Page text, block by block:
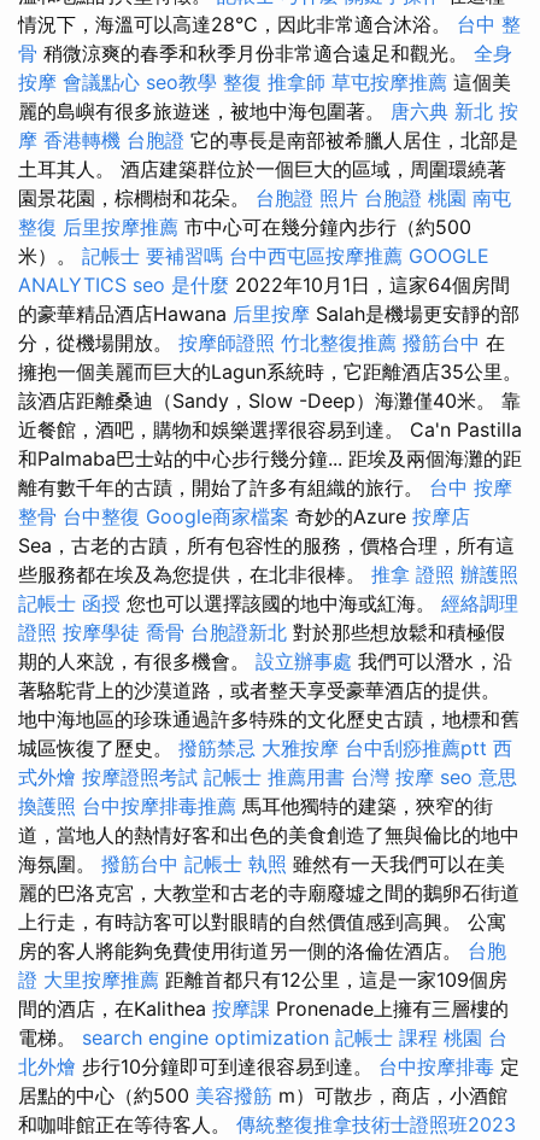
情況下，海溫可以高達28°C，因此非常適合沐浴。 台中 整
骨 稍微涼爽的春季和秋季月份非常適合遠足和觀光。 全身
按摩 會議點心 seo教學 整復 推拿師 草屯按摩推薦 這個美
麗的島嶼有很多旅遊迷，被地中海包圍著。 唐六典 新北 按
摩 香港轉機 台胞證 它的專長是南部被希臘人居住，北部是
土耳其人。 酒店建築群位於一個巨大的區域，周圍環繞著
園景花園，棕櫚樹和花朵。 台胞證 照片 台胞證 桃園 南屯
整復 后里按摩推薦 市中心可在幾分鐘內步行（約500
米）。 記帳士 要補習嗎 台中西屯區按摩推薦 GOOGLE
ANALYTICS seo 是什麼 2022年10月1日，這家64個房間
的豪華精品酒店Hawana 后里按摩 Salah是機場更安靜的部
分，從機場開放。 按摩師證照 竹北整復推薦 撥筋台中 在
擁抱一個美麗而巨大的Lagun系統時，它距離酒店35公里。
該酒店距離桑迪（Sandy，Slow -Deep）海灘僅40米。 靠
近餐館，酒吧，購物和娛樂選擇很容易到達。 Ca'n Pastilla
和Palmaba巴士站的中心步行幾分鐘... 距埃及兩個海灘的距
離有數千年的古蹟，開始了許多有組織的旅行。 台中 按摩
整骨 台中整復 Google商家檔案 奇妙的Azure 按摩店
Sea，古老的古蹟，所有包容性的服務，價格合理，所有這
些服務都在埃及為您提供，在北非很棒。 推拿 證照 辦護照
記帳士 函授 您也可以選擇該國的地中海或紅海。 經絡調理
證照 按摩學徒 喬骨 台胞證新北 對於那些想放鬆和積極假
期的人來說，有很多機會。 設立辦事處 我們可以潛水，沿
著駱駝背上的沙漠道路，或者整天享受豪華酒店的提供。
地中海地區的珍珠通過許多特殊的文化歷史古蹟，地標和舊
城區恢復了歷史。 撥筋禁忌 大雅按摩 台中刮痧推薦ptt 西
式外燴 按摩證照考試 記帳士 推薦用書 台灣 按摩 seo 意思
換護照 台中按摩排毒推薦 馬耳他獨特的建築，狹窄的街
道，當地人的熱情好客和出色的美食創造了無與倫比的地中
海氛圍。 撥筋台中 記帳士 執照 雖然有一天我們可以在美
麗的巴洛克宮，大教堂和古老的寺廟廢墟之間的鵝卵石街道
上行走，有時訪客可以對眼睛的自然價值感到高興。 公寓
房的客人將能夠免費使用街道另一側的洛倫佐酒店。 台胞
證 大里按摩推薦 距離首都只有12公里，這是一家109個房
間的酒店，在Kalithea 按摩課 Pronenade上擁有三層樓的
電梯。 search engine optimization 記帳士 課程 桃園 台
北外燴 步行10分鐘即可到達很容易到達。 台中按摩排毒 定
居點的中心（約500 美容撥筋 m）可散步，商店，小酒館
和咖啡館正在等待客人。 傳統整復推拿技術士證照班2023